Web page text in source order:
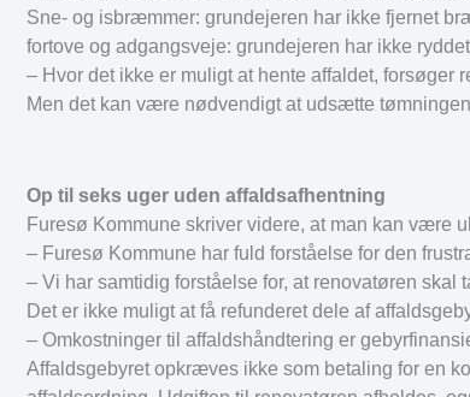
Sne- og isbræmmer: grundejeren har ikke fjernet
fortove og adgangsveje: grundejeren har ikke
– Hvor det ikke er muligt at hente affaldet, forsøger
Men det kan være nødvendigt at udsætte
Op til seks uger uden affaldsafhentning
Furesø Kommune skriver videre, at man kan være
– Furesø Kommune har fuld forståelse for den
– Vi har samtidig forståelse for, at renovatøren
Det er ikke muligt at få refunderet dele af
– Omkostninger til affaldshåndtering er
Affaldsgebyret opkræves ikke som betaling for en